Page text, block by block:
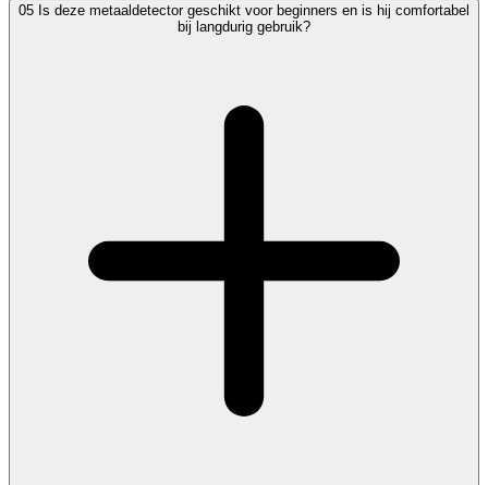
05 Is deze metaaldetector geschikt voor beginners en is hij comfortabel
bij langdurig gebruik?